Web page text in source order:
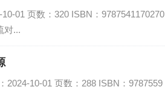
01 页数：320 ISBN：9787541170270
对...
10-01 页数：288 ISBN：9787559